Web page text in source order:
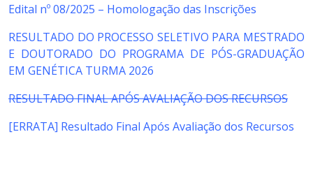
Edital nº 08/2025 – Homologação das Inscrições
RESULTADO DO PROCESSO SELETIVO PARA MESTRADO
E DOUTORADO DO PROGRAMA DE PÓS-GRADUAÇÃO
EM GENÉTICA TURMA 2026
RESULTADO FINAL APÓS AVALIAÇÃO DOS RECURSOS
[ERRATA] Resultado Final Após Avaliação dos Recursos